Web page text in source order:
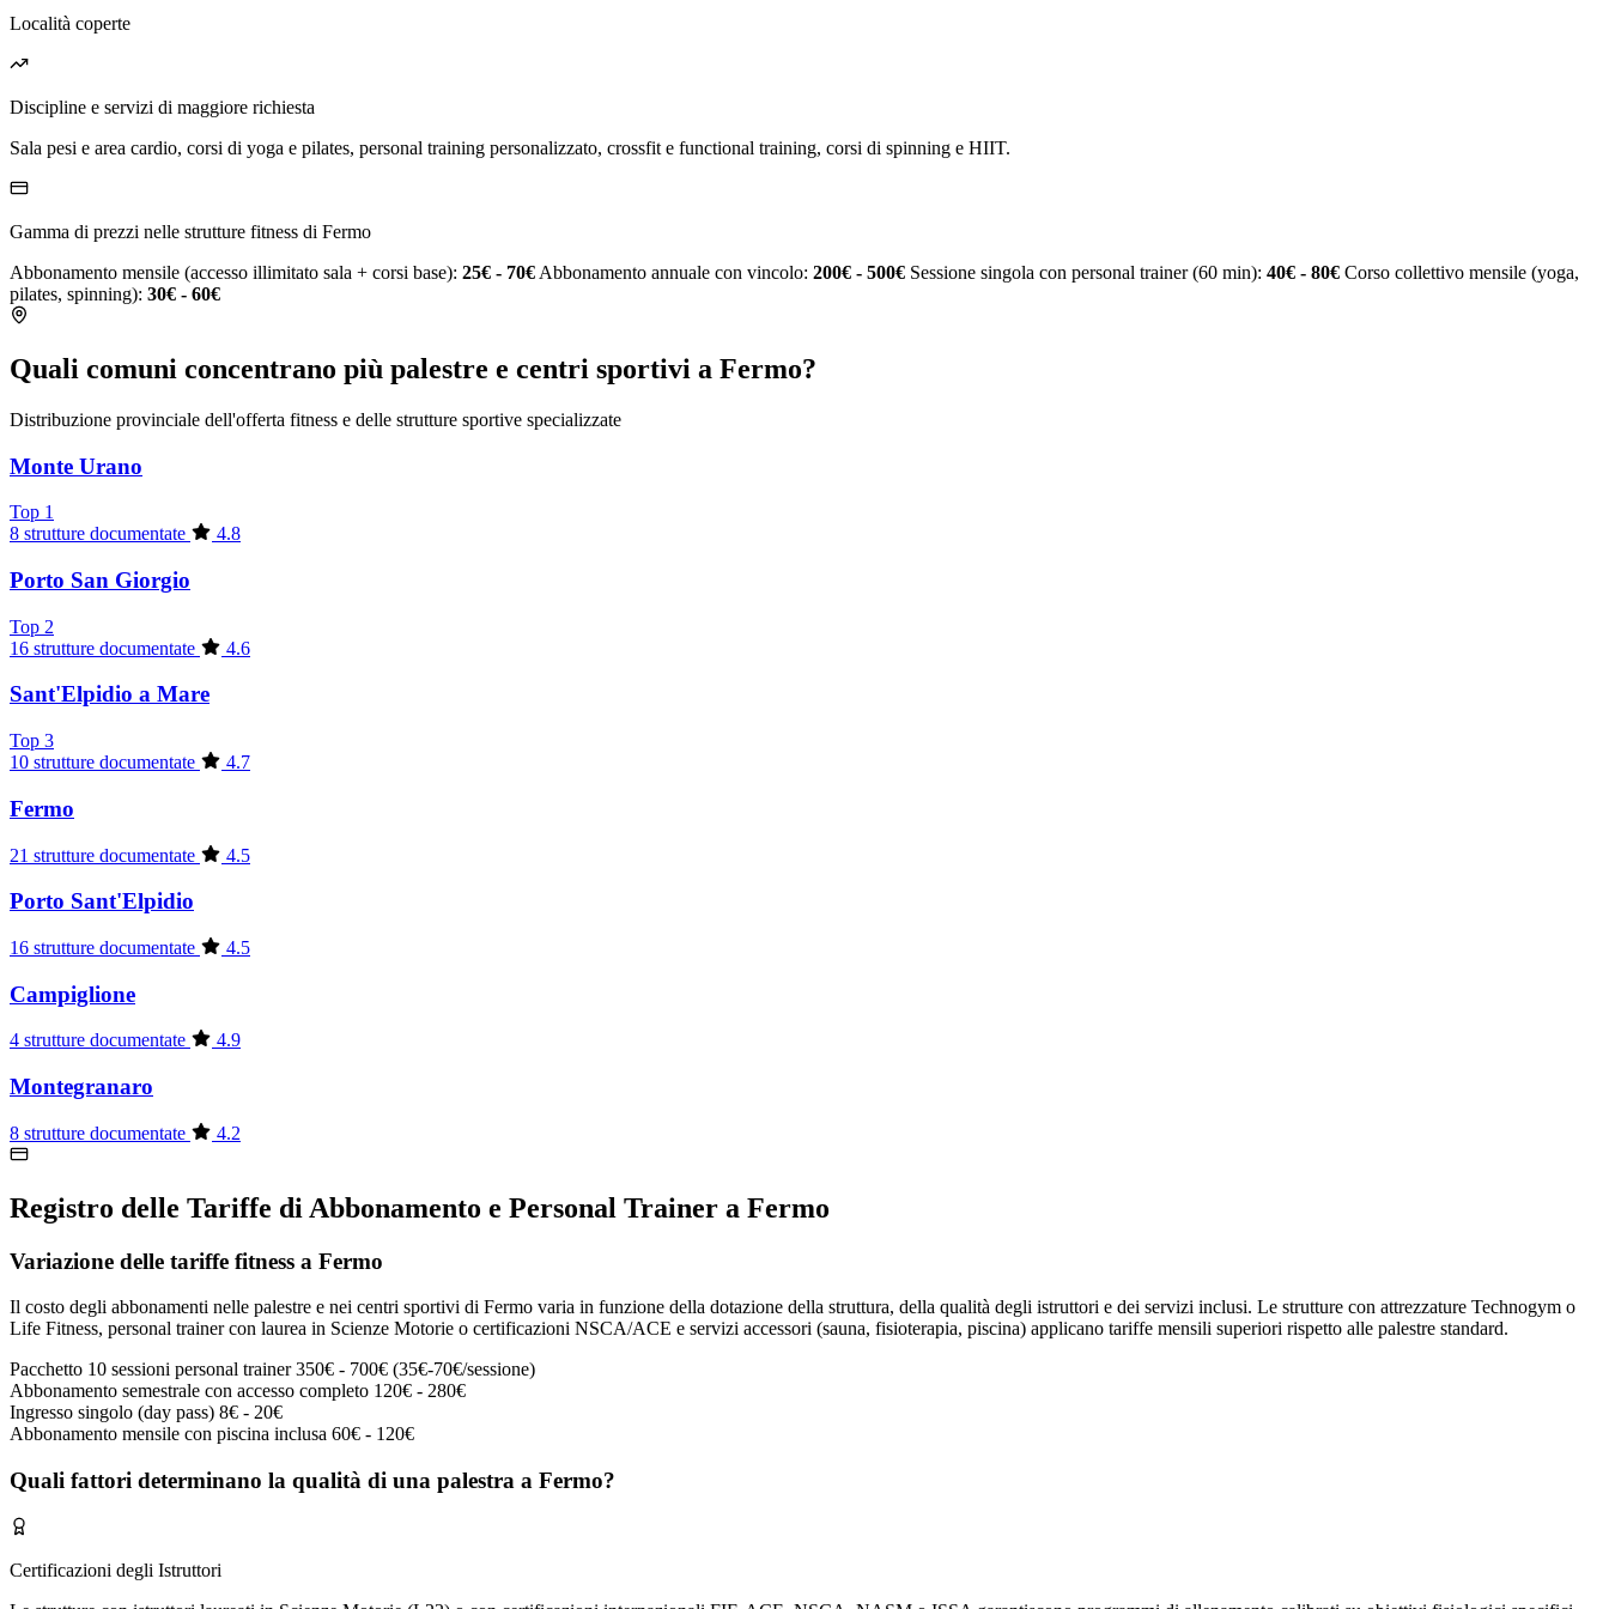
Località coperte
Discipline e servizi di maggiore richiesta
Sala pesi e area cardio, corsi di yoga e pilates, personal training personalizzato, crossfit e functional training, corsi di spinning e HIIT.
Gamma di prezzi nelle strutture fitness di Fermo
Abbonamento mensile (accesso illimitato sala + corsi base): 25€ - 70€ Abbonamento annuale con vincolo: 200€ - 500€ Sessione singola con personal trainer (60 min): 40€ - 80€ Corso collettivo mensile (yoga,
pilates, spinning): 30€ - 60€
Quali comuni concentrano più palestre e centri sportivi a Fermo?
Distribuzione provinciale dell'offerta fitness e delle strutture sportive specializzate
Monte Urano
Top 1
8 strutture documentate
4.8
Porto San Giorgio
Top 2
16 strutture documentate
4.6
Sant'Elpidio a Mare
Top 3
10 strutture documentate
4.7
Fermo
21 strutture documentate 4.5
Porto Sant'Elpidio
16 strutture documentate 4.5
Campiglione
4 strutture documentate 4.9
Montegranaro
8 strutture documentate 4.2
Registro delle Tariffe di Abbonamento e Personal Trainer a Fermo
Variazione delle tariffe fitness a Fermo
Il costo degli abbonamenti nelle palestre e nei centri sportivi di Fermo varia in funzione della dotazione della struttura, della qualità degli istruttori e dei servizi inclusi. Le strutture con attrezzature Technogym o
Life Fitness, personal trainer con laurea in Scienze Motorie o certificazioni NSCA/ACE e servizi accessori (sauna, fisioterapia, piscina) applicano tariffe mensili superiori rispetto alle palestre standard.
Pacchetto 10 sessioni personal trainer 350€ - 700€ (35€-70€/sessione)
Abbonamento semestrale con accesso completo 120€ - 280€
Ingresso singolo (day pass) 8€ - 20€
Abbonamento mensile con piscina inclusa 60€ - 120€
Quali fattori determinano la qualità di una palestra a Fermo?
Certificazioni degli Istruttori